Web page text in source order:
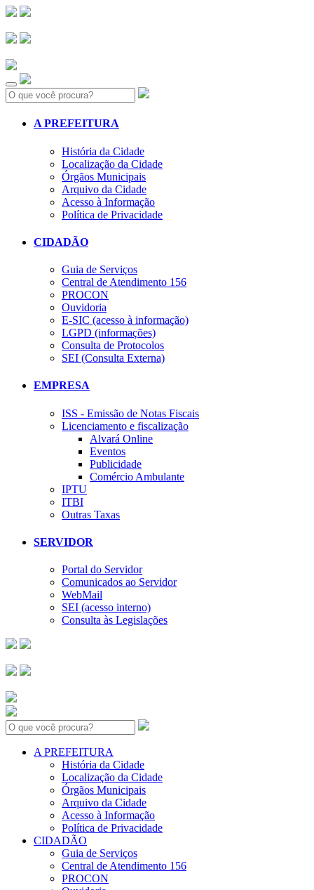
Search:
A PREFEITURA
História da Cidade
Localização da Cidade
Órgãos Municipais
Arquivo da Cidade
Acesso à Informação
Política de Privacidade
CIDADÃO
Guia de Serviços
Central de Atendimento 156
PROCON
Ouvidoria
E-SIC (acesso à informação)
LGPD (informações)
Consulta de Protocolos
SEI (Consulta Externa)
EMPRESA
ISS - Emissão de Notas Fiscais
Licenciamento e fiscalização
Alvará Online
Eventos
Publicidade
Comércio Ambulante
IPTU
ITBI
Outras Taxas
SERVIDOR
Portal do Servidor
Comunicados ao Servidor
WebMail
SEI (acesso interno)
Consulta às Legislações
Search:
A PREFEITURA
História da Cidade
Localização da Cidade
Órgãos Municipais
Arquivo da Cidade
Acesso à Informação
Política de Privacidade
CIDADÃO
Guia de Serviços
Central de Atendimento 156
PROCON